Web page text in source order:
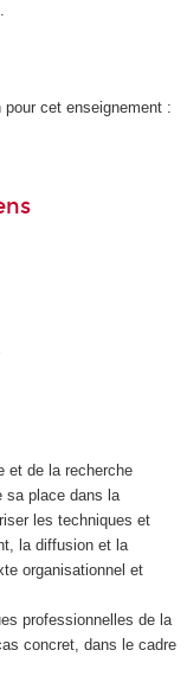
.
pour cet enseignement :
et de la recherche
sa place dans la
les techniques et
la diffusion et la
organisationnel et
professionnelles de la
concret, dans le cadre